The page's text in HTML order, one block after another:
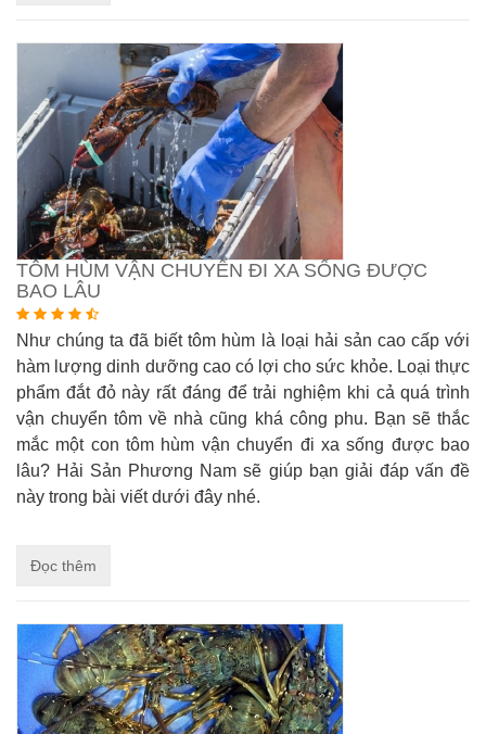
TÔM HÙM VẬN CHUYỂN ĐI XA SỐNG ĐƯỢC
BAO LÂU
Như chúng ta đã biết tôm hùm là loại hải sản cao cấp với
hàm lượng dinh dưỡng cao có lợi cho sức khỏe. Loại thực
phẩm đắt đỏ này rất đáng để trải nghiệm khi cả quá trình
vận chuyển tôm về nhà cũng khá công phu. Bạn sẽ thắc
mắc một con tôm hùm vận chuyển đi xa sống được bao
lâu? Hải Sản Phương Nam sẽ giúp bạn giải đáp vấn đề
này trong bài viết dưới đây nhé.
Đọc thêm